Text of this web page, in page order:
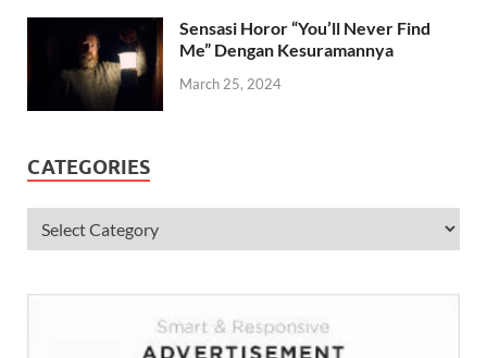
Sensasi Horor “You’ll Never Find
Me” Dengan Kesuramannya
March 25, 2024
CATEGORIES